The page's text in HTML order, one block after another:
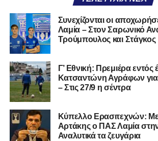
υπόλοιπο κόσμο. Ακολουθήστε το
Facebook, στοTwitterκαι στο
μαθαίνετε σε χρόνο dt όλα τα νέα.
Συνεχίζονται οι
Λαμία – Στον Σαρωνικό
Τρούμπουλος και Στάγκος
Γ’ Εθνική: Πρεμιέρα εντός
Κατσαντώνη Αγράφων
– Στις 27/9 η σέντρα
Kύπελλο Ερασιτεχνών:
Αρτάκης ο ΠΑΣ Λαμία
Αναλυτικά τα ζευγάρια